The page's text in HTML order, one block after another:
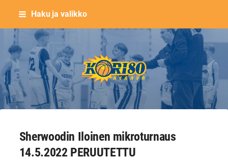
Siirry
sisältöön
Haku ja valikko
Keravan Kori-80 ry
Sherwoodin Iloinen mikroturnaus
14.5.2022 PERUUTETTU